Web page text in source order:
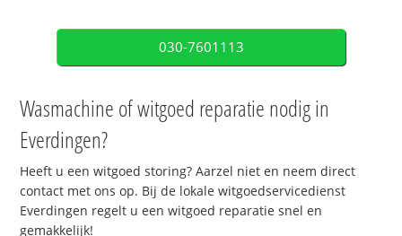
030-7601113
Wasmachine of witgoed reparatie nodig in
Everdingen?
Heeft u een witgoed storing? Aarzel niet en neem direct
contact met ons op. Bij de lokale witgoedservicedienst
Everdingen regelt u een witgoed reparatie snel en
gemakkelijk!